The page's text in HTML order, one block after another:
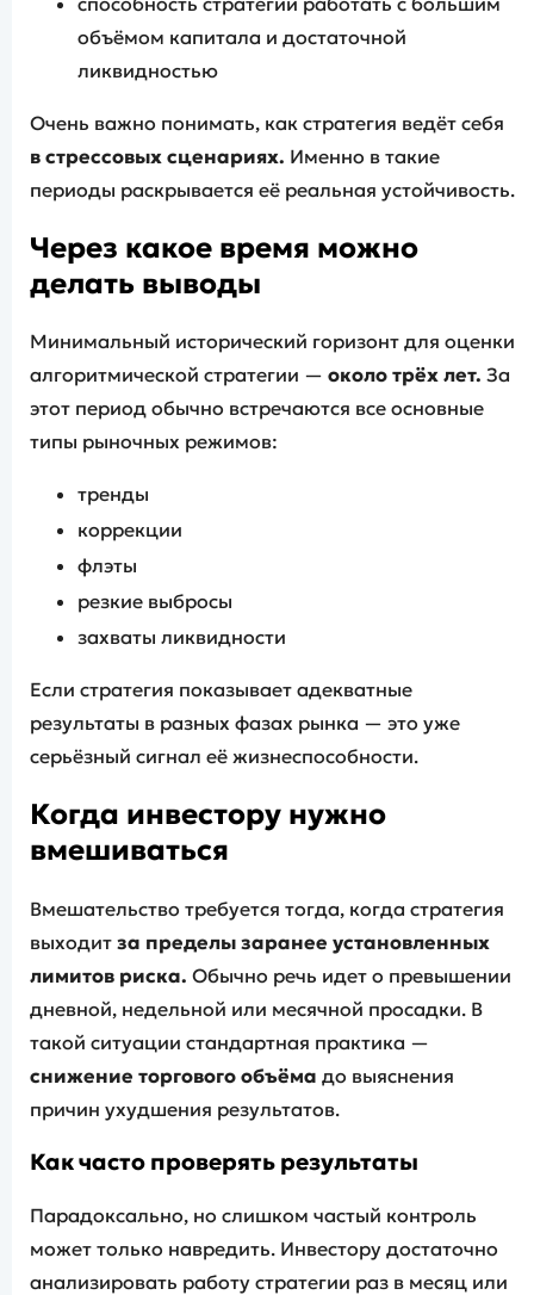
объёмом капитала и достаточной
ликвидностью
Очень важно понимать, как стратегия ведёт себя
в стрессовых сценариях. Именно в такие
периоды раскрывается её реальная устойчивость.
Через какое время можно
делать выводы
Минимальный исторический горизонт для оценки
алгоритмической стратегии — около трёх лет. За
этот период обычно встречаются все основные
типы рыночных режимов:
тренды
коррекции
флэты
резкие выбросы
захваты ликвидности
Если стратегия показывает адекватные
результаты в разных фазах рынка — это уже
серьёзный сигнал её жизнеспособности.
Когда инвестору нужно
вмешиваться
Вмешательство требуется тогда, когда стратегия
выходит за пределы заранее установленных
лимитов риска. Обычно речь идет о превышении
дневной, недельной или месячной просадки. В
такой ситуации стандартная практика —
снижение торгового объёма до выяснения
причин ухудшения результатов.
Как часто проверять результаты
Парадоксально, но слишком частый контроль
может только навредить. Инвестору достаточно
анализировать работу стратегии раз в месяц или